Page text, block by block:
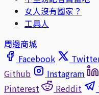
女人沒有國家？
工具人
周邊商城
Facebook
Github
Instagram
Pinterest
Reddit